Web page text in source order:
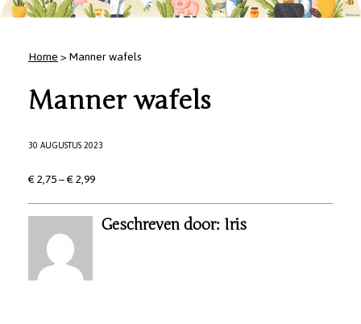
Home> Manner wafels
Manner wafels
30 AUGUSTUS 2023
€ 2,75 – € 2,99
Geschreven door: Iris